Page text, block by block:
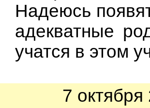
Надеюсь
адекватные
учатся в этом
7